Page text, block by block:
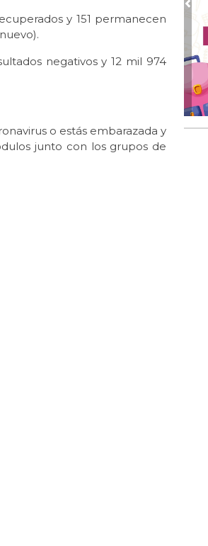
y 151 permanecen
negativos y 12 mil 974
o estás embarazada y
junto con los grupos de
a